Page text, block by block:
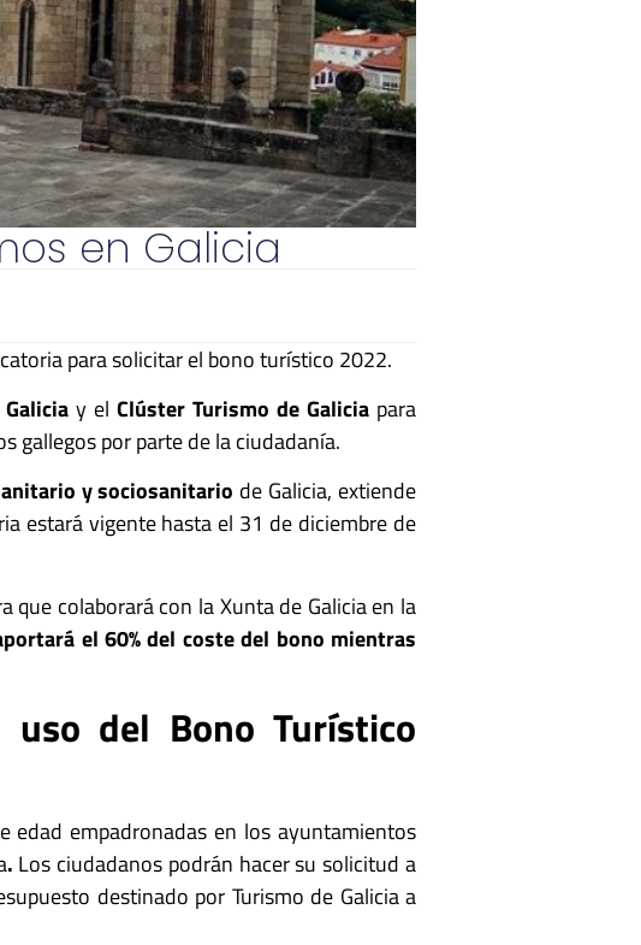
en Galicia
para solicitar el bono turístico 2022.
y el Clúster Turismo de Galicia para
gallegos por parte de la ciudadanía.
y sociosanitario de Galicia, extiende
estará vigente hasta el 31 de diciembre de
colaborará con la Xunta de Galicia en la
el 60% del coste del bono mientras
uso del Bono Turístico
edad empadronadas en los ayuntamientos
. Los ciudadanos podrán hacer su solicitud a
destinado por Turismo de Galicia a